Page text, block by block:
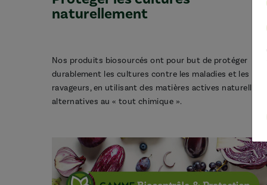
naturellement
Nos produits biosourcés ont pour but de protéger
durablement les cultures contre les maladies et les
ravageurs, en utilisant des matières actives naturelles,
alternatives au « tout chimique ».